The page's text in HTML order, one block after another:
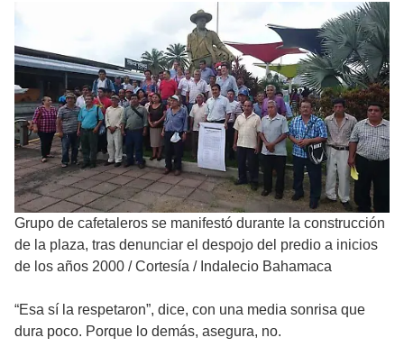
Grupo de cafetaleros se manifestó durante la construcción
de la plaza, tras denunciar el despojo del predio a inicios
de los años 2000 /Cortesía / Indalecio Bahamaca
“Esa sí la respetaron”, dice, con una media sonrisa que
dura poco. Porque lo demás, asegura, no.